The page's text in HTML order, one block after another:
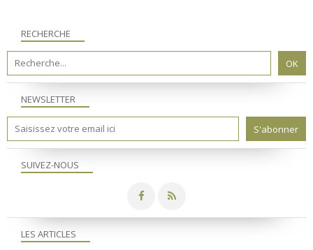
NEWSLETTER
SUIVEZ-NOUS
RECHERCHE
LES ARTICLES